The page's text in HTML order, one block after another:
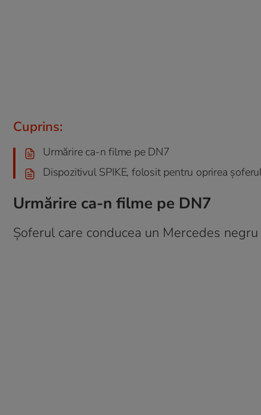
Cuprins:
Urmărire ca-n filme pe DN7
Dispozitivul SPIKE, folosit pentru oprirea
Urmărire ca-n filme pe DN7
Șoferul care conducea un Mercedes